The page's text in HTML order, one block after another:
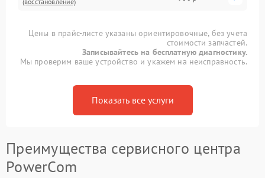
Цены в прайс-листе указаны ориентировочные, без учета
стоимости запчастей.
Записывайтесь на бесплатную диагностику.
Мы проверим ваше устройство и укажем на неисправность.
Показать все услуги
Преимущества сервисного центра
PowerCom